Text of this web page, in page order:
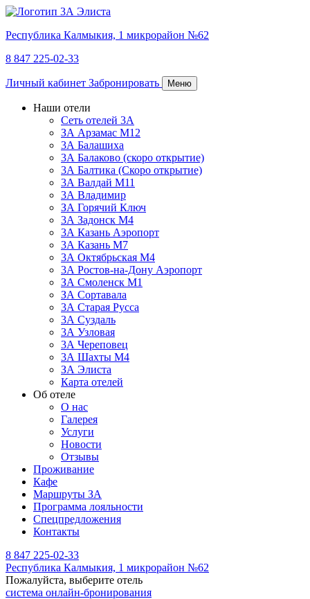
Республика Калмыкия, 1 микрорайон №62
8 847 225-02-33
Личный кабинет Забронировать Меню
Наши отели
Сеть отелей 3А
ЗА Арзамас М12
3А Балашиха
3А Балаково (скоро открытие)
3А Балтика (Скоро открытие)
3А Валдай М11
3А Владимир
ЗА Горячий Ключ
3А Задонск М4
3А Казань Аэропорт
3А Казань M7
3А Октябрьская М4
3А Ростов-на-Дону Аэропорт
ЗА Смоленск М1
ЗА Сортавала
3А Старая Русса
3А Суздаль
3А Узловая
3А Череповец
3А Шахты М4
ЗА Элиста
Карта отелей
Об отеле
О нас
Галерея
Услуги
Новости
Отзывы
Проживание
Кафе
Маршруты ЗА
Программа лояльности
Спецпредложения
Контакты
8 847 225-02-33
Республика Калмыкия, 1 микрорайон №62
Пожалуйста, выберите отель
система онлайн-бронирования